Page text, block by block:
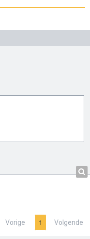
Vorige 1 Volgende